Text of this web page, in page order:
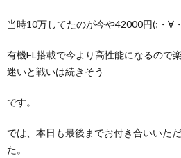
当時10万してたのが今や42000円(;・∀
有機EL搭載で今より高性能になるので
迷いと戦いは続きそう
です。
では、本日も最後までお付き合いいた
た。